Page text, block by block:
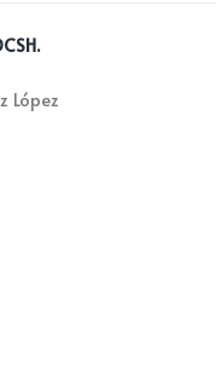
CSH.
López